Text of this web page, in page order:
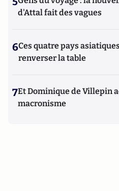
d'Attal fait des vagues
6Ces quatre pays
renverser la table
7Et Dominique de Villepin
macronisme